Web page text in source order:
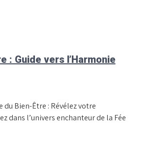
: Guide vers l’Harmonie
du Bien-Être : Révélez votre
dans l’univers enchanteur de la Fée